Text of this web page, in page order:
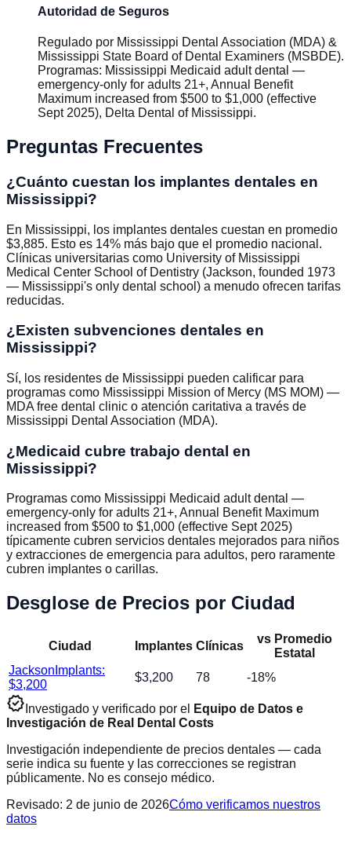
Autoridad de Seguros
Regulado por Mississippi Dental Association (MDA) &
Mississippi State Board of Dental Examiners (MSBDE).
Programas: Mississippi Medicaid adult dental —
emergency-only for adults 21+, Annual Benefit
Maximum increased from $500 to $1,000 (effective
Sept 2025), Delta Dental of Mississippi.
Preguntas Frecuentes
¿Cuánto cuestan los implantes dentales en
Mississippi?
En Mississippi, los implantes dentales cuestan en promedio
$3,885. Esto es 14% más bajo que el promedio nacional.
Clínicas universitarias como University of Mississippi
Medical Center School of Dentistry (Jackson, founded 1973
— Mississippi's only dental school) a menudo ofrecen tarifas
reducidas.
¿Existen subvenciones dentales en
Mississippi?
Sí, los residentes de Mississippi pueden calificar para
programas como Mississippi Mission of Mercy (MS MOM) —
MDA free dental clinic o atención caritativa a través de
Mississippi Dental Association (MDA).
¿Medicaid cubre trabajo dental en
Mississippi?
Programas como Mississippi Medicaid adult dental —
emergency-only for adults 21+, Annual Benefit Maximum
increased from $500 to $1,000 (effective Sept 2025)
típicamente cubren servicios dentales mejorados para niños
y extracciones de emergencia para adultos, pero raramente
cubren implantes o carillas.
Desglose de Precios por Ciudad
Ciudad Implantes Clínicas
vs Promedio
Estatal
Jackson Implants:
$3,200
$3,200 78 -18%
verified Investigado y verificado por el
Equipo de Datos e
Investigación de Real Dental Costs
Investigación independiente de precios dentales — cada
serie indica su fuente y las correcciones se registran
públicamente. No es consejo médico.
Revisado: 2 de junio de 2026Cómo verificamos nuestros
datos